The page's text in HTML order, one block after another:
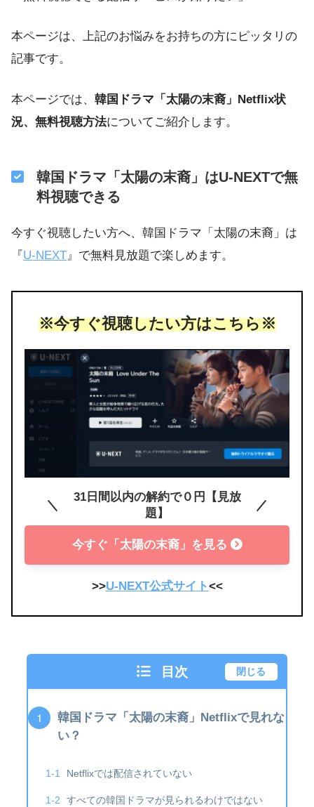
本ページは、上記のお悩みをお持ちの方にピッタリの
記事です。
本ページでは、 韓国ドラマ「太陽の末裔」Netflix状
況、無料視聴方法についてご紹介します。
韓国ドラマ「太陽の末裔」はU-NEXTで無
料視聴できる
今すぐ視聴したい方へ、韓国ドラマ「太陽の末裔」は
『U-NEXT』で無料見放題で楽しめます。
※今すぐ視聴したい方はこちら※
31日間以内の解約で０円【見放
題】
今すぐ「太陽の末裔」を見る
>>U-NEXT公式サイト<<
目次 閉じる
韓国ドラマ「太陽の末裔」Netflixで見れな
い？
Netflixでは配信されていない
すべての韓国ドラマが見られるわけではない